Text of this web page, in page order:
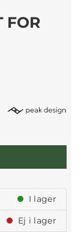
FOR
I lager
Ej i lager